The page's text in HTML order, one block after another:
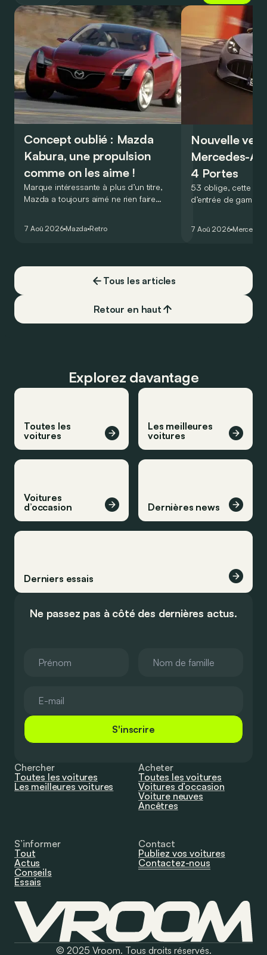
Concept oublié : Mazda
Kabura, une propulsion
comme on les aime !
Marque intéressante à plus d’un titre,
Mazda a toujours aimé ne rien faire
de la plus belle des manières…
7 Aoû 2026 Mazda Retro
Nouvelle
Mercedes-
4 Portes
53 oblige, cette
d’entrée de
moins…
7 Aoû 2026 Mercedes
Tous les articles
Retour en haut
Explorez davantage
Toutes les
voitures
Les meilleures
voitures
Voitures
d’occasion
Dernières news
Derniers essais
Ne passez pas à côté des dernières actus.
S'inscrire
Chercher
Toutes les voitures
Les meilleures voitures
Acheter
Toutes les voitures
Voitures d’occasion
Voiture neuves
Ancêtres
S’informer
Tout
Actus
Conseils
Essais
Contact
Publiez vos voitures
Contactez-nous
© 2025 Vroom. Tous droits réservés.